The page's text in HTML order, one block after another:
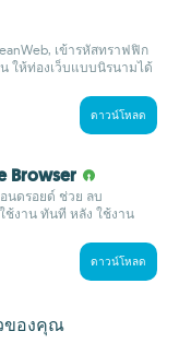
เข้ารหัสทราฟฟิก
ให้ท่องเว็บแบบนิรนามได้
ดาวน์โหลด
Browser
นดรอยด์ ช่วย ลบ
ช้งาน ทันที หลัง ใช้งาน
ดาวน์โหลด
ของคุณ